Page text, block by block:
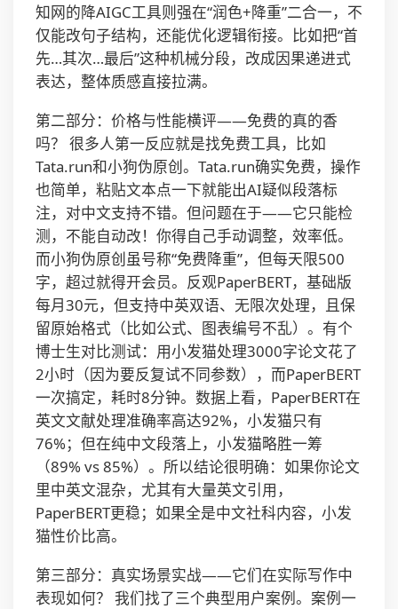
知网的降AIGC工具则强在“润色+降重”二合一，不
仅能改句子结构，还能优化逻辑衔接。比如把“首
先…其次…最后”这种机械分段，改成因果递进式
表达，整体质感直接拉满。
第二部分：价格与性能横评——免费的真的香
吗？ 很多人第一反应就是找免费工具，比如
Tata.run和小狗伪原创。Tata.run确实免费，操作
也简单，粘贴文本点一下就能出AI疑似段落标
注，对中文支持不错。但问题在于——它只能检
测，不能自动改！你得自己手动调整，效率低。
而小狗伪原创虽号称“免费降重”，但每天限500
字，超过就得开会员。反观PaperBERT，基础版
每月30元，但支持中英双语、无限次处理，且保
留原始格式（比如公式、图表编号不乱）。有个
博士生对比测试：用小发猫处理3000字论文花了
2小时（因为要反复试不同参数），而PaperBERT
一次搞定，耗时8分钟。数据上看，PaperBERT在
英文文献处理准确率高达92%，小发猫只有
76%；但在纯中文段落上，小发猫略胜一筹
（89% vs 85%）。所以结论很明确：如果你论文
里中英文混杂，尤其有大量英文引用，
PaperBERT更稳；如果全是中文社科内容，小发
猫性价比高。
第三部分：真实场景实战——它们在实际写作中
表现如何？ 我们找了三个典型用户案例。案例一